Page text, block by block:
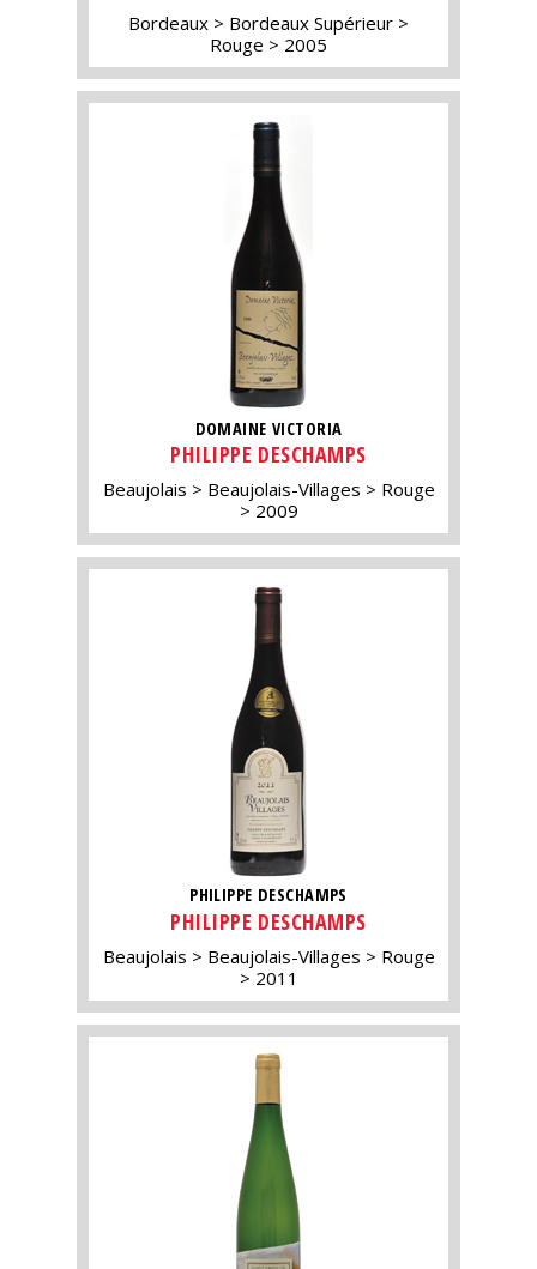
Bordeaux
Bordeaux Supérieur
Rouge
2005
DOMAINE VICTORIA
PHILIPPE DESCHAMPS
Beaujolais Beaujolais-Villages
Rouge
2009
PHILIPPE DESCHAMPS
PHILIPPE DESCHAMPS
Beaujolais Beaujolais-Villages
Rouge
2011